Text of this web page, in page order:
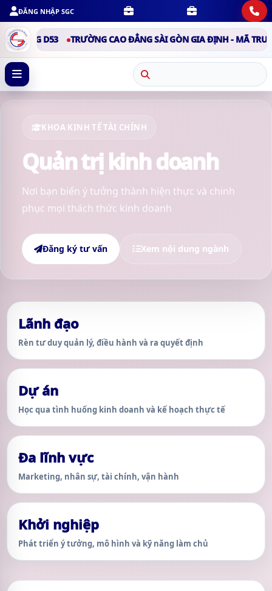
ĐĂNG NHẬP SGC
D53 TRƯỜNG CAO ĐẲNG SÀI GÒN GIA ĐỊNH - MÃ TRƯỜNG D53
KHOA KINH TẾ TÀI CHÍNH
Quản trị kinh doanh
Nơi bạn biến ý tưởng thành hiện thực và chinh
phục mọi thách thức kinh doanh
Đăng ký tư vấn Xem nội dung ngành
Lãnh đạo
Rèn tư duy quản lý, điều hành và ra quyết định
Dự án
Học qua tình huống kinh doanh và kế hoạch thực tế
Đa lĩnh vực
Marketing, nhân sự, tài chính, vận hành
Khởi nghiệp
Phát triển ý tưởng, mô hình và kỹ năng làm chủ